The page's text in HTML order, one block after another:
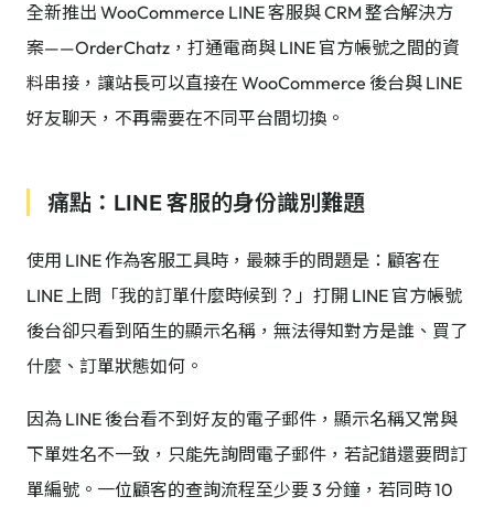
全新推出 WooCommerce LINE 客服與 CRM 整合解決方
案——OrderChatz，打通電商與 LINE 官方帳號之間的資
料串接，讓站長可以直接在 WooCommerce 後台與 LINE
好友聊天，不再需要在不同平台間切換。
痛點：LINE 客服的身份識別難題
使用 LINE 作為客服工具時，最棘手的問題是：顧客在
LINE 上問「我的訂單什麼時候到？」打開 LINE 官方帳號
後台卻只看到陌生的顯示名稱，無法得知對方是誰、買了
什麼、訂單狀態如何。
因為 LINE 後台看不到好友的電子郵件，顯示名稱又常與
下單姓名不一致，只能先詢問電子郵件，若記錯還要問訂
單編號。一位顧客的查詢流程至少要 3 分鐘，若同時 10